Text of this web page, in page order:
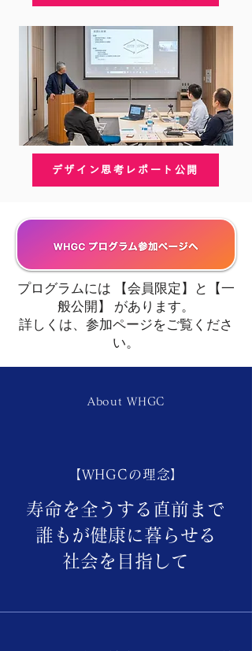
デザイン思考レポート公開
プログラムには 【会員限定】と【一
般公開】 があります。
​詳しくは、参加ページをご覧くださ
い。
About WHGC
【WHGCの理念】
寿命を全うする直前まで
誰もが健康に暮らせる
社会を目指して